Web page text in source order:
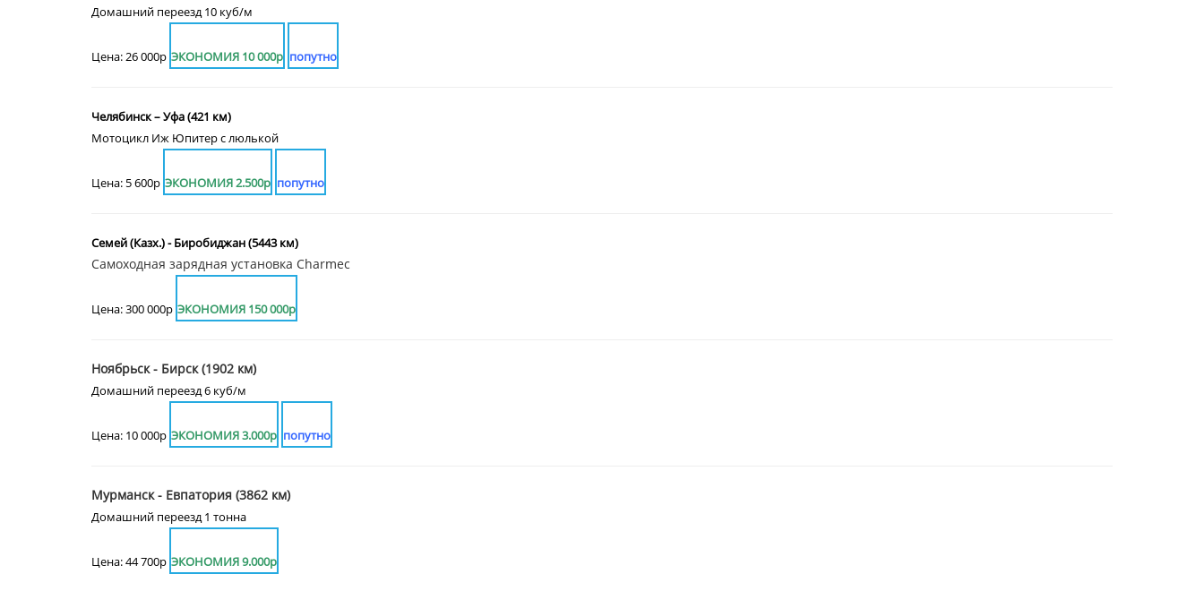
Домашний переезд 10 куб/м
Цена: 26 000р ЭКОНОМИЯ 10 000р попутно
Челябинск – Уфа (421 км)
Мотоцикл Иж Юпитер с люлькой
Цена: 5 600р ЭКОНОМИЯ 2.500р попутно
Семей (Казх.) - Биробиджан (5443 км)
Самоходная зарядная установка Charmec
Цена: 300 000р ЭКОНОМИЯ 150 000р
Ноябрьск - Бирск (1902 км)
Домашний переезд 6 куб/м
Цена: 10 000р ЭКОНОМИЯ 3.000р попутно
Мурманск - Евпатория (3862 км)
Домашний переезд 1 тонна
Цена: 44 700р ЭКОНОМИЯ 9.000р